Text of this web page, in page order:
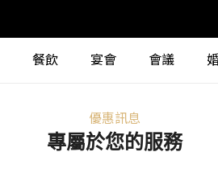
餐飲 宴會 會議
優惠訊息
專屬於您的服務